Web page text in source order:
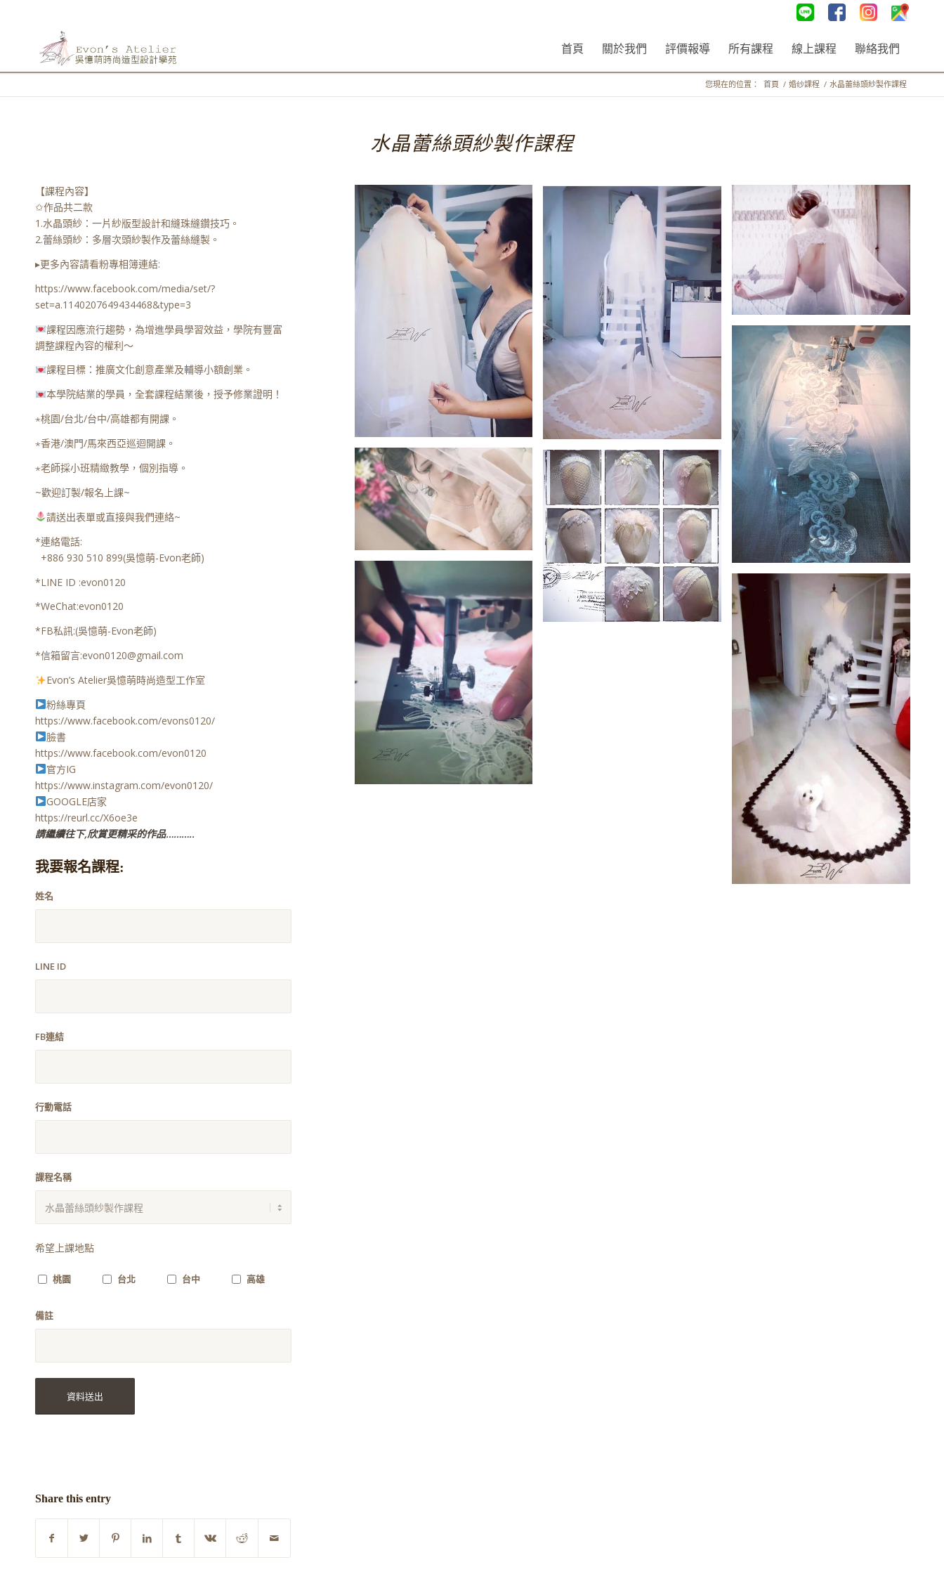
首頁 關於我們 評價報導 所有課程 線上課程 聯絡我們
您現在的位置： 首頁 / 婚纱課程 / 水晶蕾絲頭紗製作課程
水晶蕾絲頭紗製作課程
【課程內容】
✩作品共二款
1.水晶頭紗：一片紗版型設計和縫珠縫鑽技巧。
2.蕾絲頭紗：多層次頭紗製作及蕾絲縫製。
▸更多內容請看粉專相簿連結:
https://www.facebook.com/media/set/?
set=a.1140207649434468&type=3
課程因應流行趨勢，為增進學員學習效益，學院有豐富
調整課程內容的權利～
課程目標：推廣文化創意產業及輔導小額創業。
本學院結業的學員，全套課程結業後，授予修業證明！
⋆桃園/台北/台中/高雄都有開課。
⋆香港/澳門/馬來西亞巡迴開課。
⋆老師採小班精緻教學，個別指導。
~歡迎訂製/報名上課~
請送出表單或直接與我們連絡~
*連絡電話:
+886 930 510 899(吳憶萌-Evon老師)
*LINE ID :evon0120
*WeChat:evon0120
*FB私訊:(吳憶萌-Evon老師)
*信箱留言:evon0120@gmail.com
Evon’s Atelier吳憶萌時尚造型工作室
粉絲專頁
https://www.facebook.com/evons0120/
臉書
https://www.facebook.com/evon0120
官方IG
https://www.instagram.com/evon0120/
GOOGLE店家
https://reurl.cc/X6oe3e
請繼續往下,欣賞更精采的作品………..
我要報名課程:
姓名
LINE ID
FB連結
行動電話
課程名稱
希望上課地點
桃園 台北 台中 高雄
備註
Share this entry